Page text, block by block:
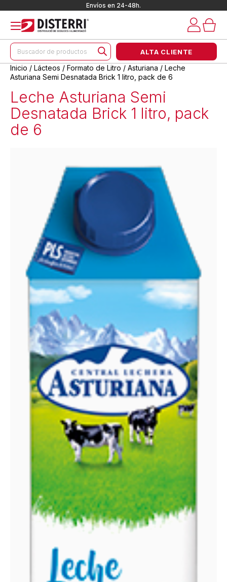
Envíos en 24-48h.
Búsqueda
de
productos
ALTA CLIENTE
Inicio / Lácteos / Formato de Litro / Asturiana / Leche
Asturiana Semi Desnatada Brick 1 litro, pack de 6
Leche Asturiana Semi
Desnatada Brick 1 litro, pack
de 6